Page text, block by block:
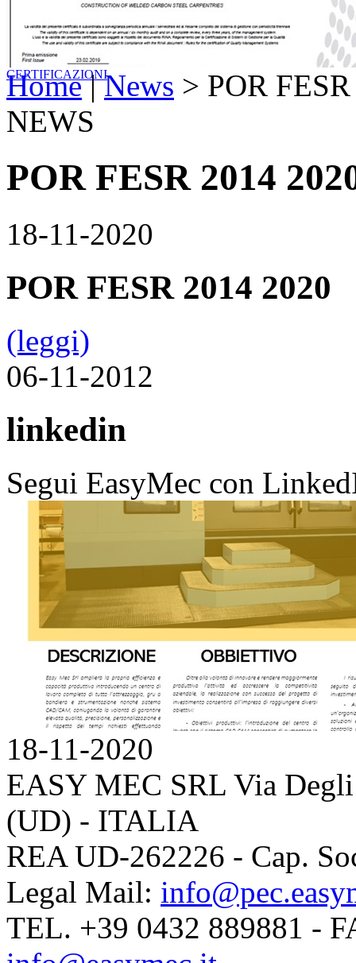
CERTIFICAZIONI
Home|News > POR
NEWS
POR FESR 2014
18-11-2020
POR FESR 2014 2020
(leggi)
06-11-2012
linkedin
Segui EasyMec con
18-11-2020
EASY MEC SRL Via
(UD) - ITALIA
REA UD-262226 - Cap.
Legal Mail:
TEL. +39 0432 889881 -